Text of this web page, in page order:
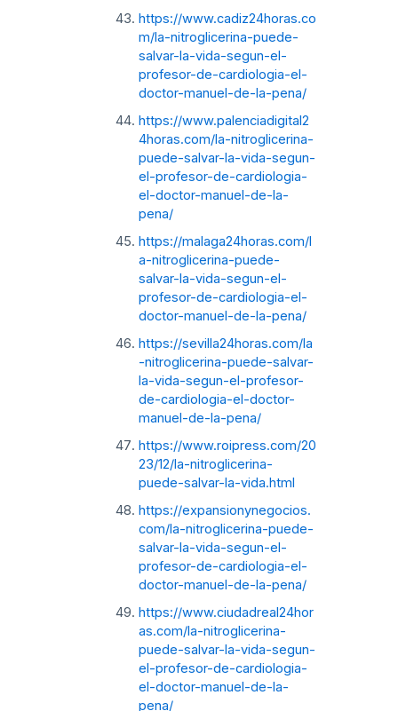
https://www.cadiz24horas.co
m/la-nitroglicerina-puede-
salvar-la-vida-segun-el-
profesor-de-cardiologia-el-
doctor-manuel-de-la-pena/
https://www.palenciadigital2
4horas.com/la-nitroglicerina-
puede-salvar-la-vida-segun-
el-profesor-de-cardiologia-
el-doctor-manuel-de-la-
pena/
https://malaga24horas.com/l
a-nitroglicerina-puede-
salvar-la-vida-segun-el-
profesor-de-cardiologia-el-
doctor-manuel-de-la-pena/
https://sevilla24horas.com/la
-nitroglicerina-puede-salvar-
la-vida-segun-el-profesor-
de-cardiologia-el-doctor-
manuel-de-la-pena/
https://www.roipress.com/20
23/12/la-nitroglicerina-
puede-salvar-la-vida.html
https://expansionynegocios.
com/la-nitroglicerina-puede-
salvar-la-vida-segun-el-
profesor-de-cardiologia-el-
doctor-manuel-de-la-pena/
https://www.ciudadreal24hor
as.com/la-nitroglicerina-
puede-salvar-la-vida-segun-
el-profesor-de-cardiologia-
el-doctor-manuel-de-la-
pena/